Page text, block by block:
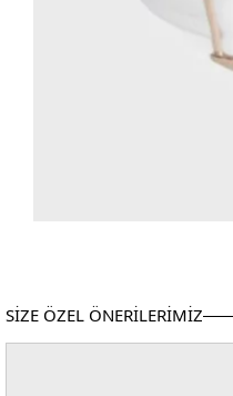
SİZE ÖZEL ÖNERİLERİMİZ